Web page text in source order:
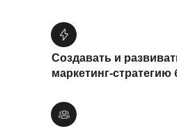
Создавать и
маркетинг-стратегию